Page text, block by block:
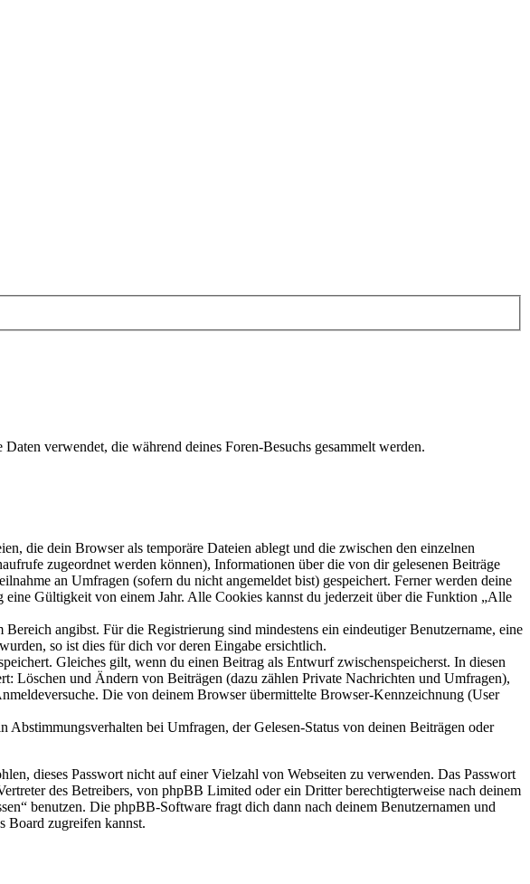
verwendet, die während deines Foren-Besuchs gesammelt werden.
die dein Browser als temporäre Dateien ablegt und die zwischen den einzelnen
zugeordnet werden können), Informationen über die von dir gelesenen Beiträge
an Umfragen (sofern du nicht angemeldet bist) gespeichert. Ferner werden deine
Gültigkeit von einem Jahr. Alle Cookies kannst du jederzeit über die Funktion „Alle
angibst. Für die Registrierung sind mindestens ein eindeutiger Benutzername, eine
so ist dies für dich vor deren Eingabe ersichtlich.
Gleiches gilt, wenn du einen Beitrag als Entwurf zwischenspeicherst. In diesen
Löschen und Ändern von Beiträgen (dazu zählen Private Nachrichten und Umfragen),
Die von deinem Browser übermittelte Browser-Kennzeichnung (User
bei Umfragen, der Gelesen-Status von deinen Beiträgen oder
dieses Passwort nicht auf einer Vielzahl von Webseiten zu verwenden. Das Passwort
des Betreibers, von phpBB Limited oder ein Dritter berechtigterweise nach deinem
benutzen. Die phpBB-Software fragt dich dann nach deinem Benutzernamen und
Board zugreifen kannst.